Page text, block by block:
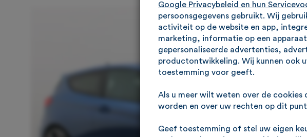
Google Privacybeleid en hun
persoonsgegevens gebruikt. Wij
activiteit op de website en app,
marketing, informatie op een
gepersonaliseerde advertenties,
productontwikkeling. Wij kunnen ook
toestemming voor geeft.
Als u meer wilt weten over de cookies
worden en over uw rechten op dit
Geef toestemming of stel uw eigen